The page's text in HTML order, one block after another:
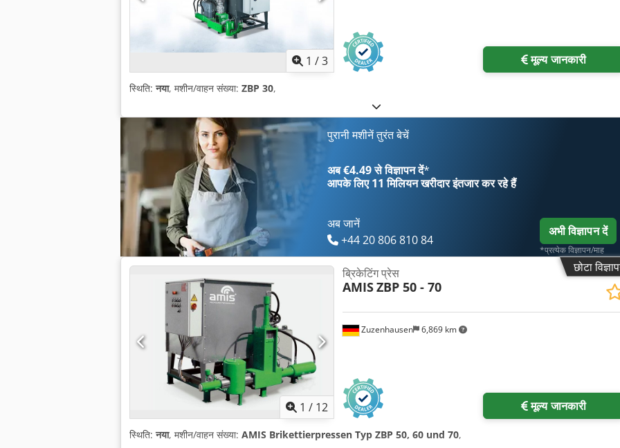
1 /3 मूल्य जानकारी
स्थिति:नया, मशीन/वाहन संख्या: ZBP 30,
पुरानी मशीनें तुरंत बेचें
अब €4.49 से विज्ञापन दें*
आपके लिए11 मिलियन खरीदारइंतजार कर रहे हैं
अब जानें
+44 20 806 810 84
अभी विज्ञापन दें
*प्रत्येक विज्ञापन/माह
छोटा
1 / 12
Zuzenhausen 6,869 km
ब्रिकेटिंग प्रेस
AMISZBP 50 - 70
मूल्य जानकारी
स्थिति:नया, मशीन/वाहन संख्या: AMIS Brikettierpressen Typ ZBP 50, 60 und 70,